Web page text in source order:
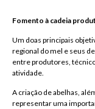
Fomento à cadeia
Um doas principais
regional do mel e seus
entre produtores,
atividade.
A criação de abelhas,
representar uma